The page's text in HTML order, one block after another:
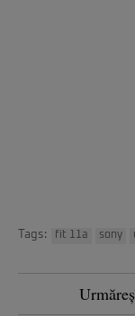
Tags: fit 11a sony